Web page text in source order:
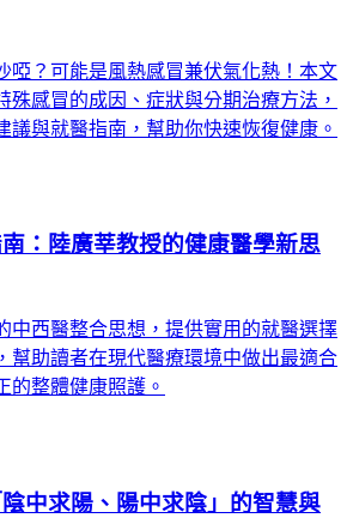
啞？可能是風熱感冒兼伏氣化熱！本文
殊感冒的成因、症狀與分期治療方法，
議與就醫指南，幫助你快速恢復健康。
：陸廣莘教授的健康醫學新思
中西醫整合思想，提供實用的就醫選擇
幫助讀者在現代醫療環境中做出最適合
的整體健康照護。
中求陽、陽中求陰」的智慧與